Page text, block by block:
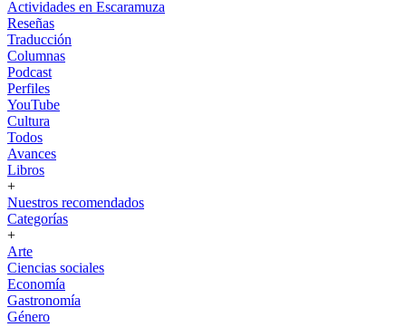
Actividades en Escaramuza
Reseñas
Traducción
Columnas
Podcast
Perfiles
YouTube
Cultura
Todos
Avances
Libros
+
Nuestros recomendados
Categorías
+
Arte
Ciencias sociales
Economía
Gastronomía
Género